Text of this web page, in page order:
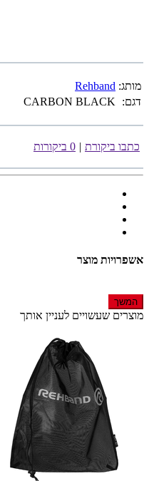
מותג: Rehband
דגם:
CARBON BLACK
כתבו ביקורת | 0 ביקורות
אשפרויות מוצר
המשך
מוצרים שעשויים לעניין אותך